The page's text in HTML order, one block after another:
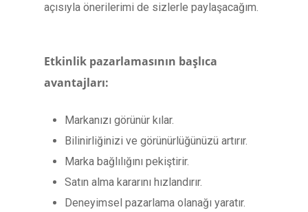
açısıyla önerilerimi de sizlerle paylaşacağım.
Etkinlik pazarlamasının başlıca
avantajları:
Markanızı görünür kılar.
Bilinirliğinizi ve görünürlüğünüzü artırır.
Marka bağlılığını pekiştirir.
Satın alma kararını hızlandırır.
Deneyimsel pazarlama olanağı yaratır.